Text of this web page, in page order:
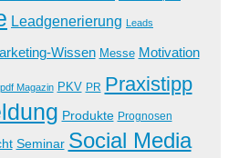
Leadgenerierung Leads
Wissen Messe Motivation
pdf Magazin PKV PR Praxistipp
Produkte Prognosen
Seminar Social Media